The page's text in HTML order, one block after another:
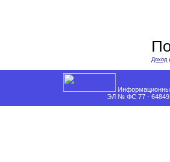
Доход
ЭЛ № ФС 77 - 64849